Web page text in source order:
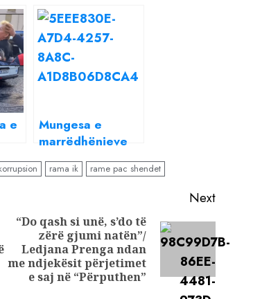
e
Mungesa e
marrëdhënieve
seksuale, pasojat
në shëndet te
rama ik rame pac shendet
Previous
post:
Next
Next
post:
“Do qash si unë, s’do të
zërë gjumi natën”/
Ledjana Prenga ndan
me ndjekësit përjetimet
e saj në “Përputhen”